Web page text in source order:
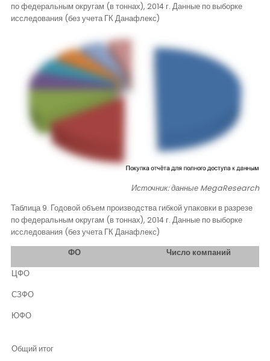
по федеральным округам (в тоннах), 2014 г. Данные по выборке
исследования (без учета ГК Данафлекс)
Источник: данные MegaResearch
Таблица 9. Годовой объем производства гибкой упаковки в разрезе
по федеральным округам (в тоннах), 2014 г. Данные по выборке
исследования (без учета ГК Данафлекс)
ФО
Число компаний
ЦФО
СЗФО
ЮФО
Общий итог